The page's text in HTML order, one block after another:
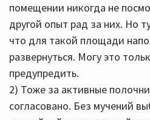
помещении никогда не
другой опыт рад за них. Но
что для такой площади
развернуться. Могу это
предупредить.
2) Тоже за активные
согласовано. Без мучений